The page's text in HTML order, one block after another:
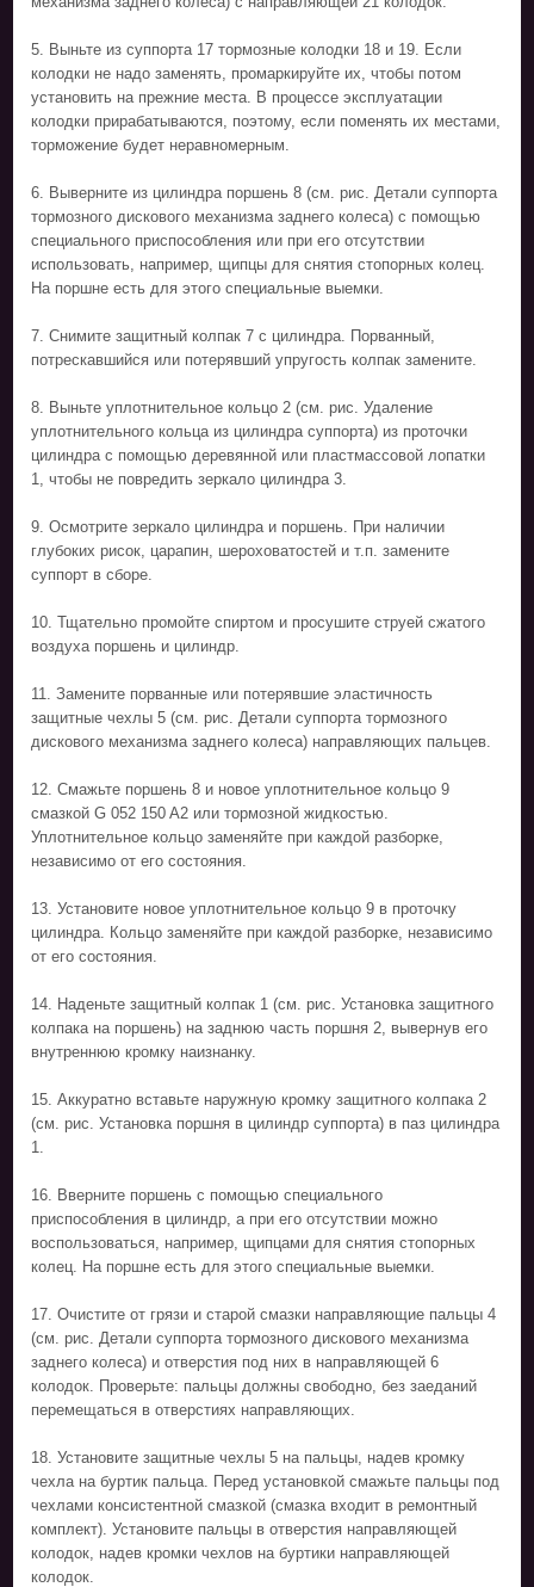
5. Выньте из суппорта 17 тормозные колодки 18 и 19. Если
колодки не надо заменять, промаркируйте их, чтобы потом
установить на прежние места. В процессе эксплуатации
колодки прирабатываются, поэтому, если поменять их местами,
торможение будет неравномерным.
6. Выверните из цилиндра поршень 8 (см. рис. Детали суппорта
тормозного дискового механизма заднего колеса) с помощью
специального приспособления или при его отсутствии
использовать, например, щипцы для снятия стопорных колец.
На поршне есть для этого специальные выемки.
7. Снимите защитный колпак 7 с цилиндра. Порванный,
потрескавшийся или потерявший упругость колпак замените.
8. Выньте уплотнительное кольцо 2 (см. рис. Удаление
уплотнительного кольца из цилиндра суппорта) из проточки
цилиндра с помощью деревянной или пластмассовой лопатки
1, чтобы не повредить зеркало цилиндра 3.
9. Осмотрите зеркало цилиндра и поршень. При наличии
глубоких рисок, царапин, шероховатостей и т.п. замените
суппорт в сборе.
10. Тщательно промойте спиртом и просушите струей сжатого
воздуха поршень и цилиндр.
11. Замените порванные или потерявшие эластичность
защитные чехлы 5 (см. рис. Детали суппорта тормозного
дискового механизма заднего колеса) направляющих пальцев.
12. Смажьте поршень 8 и новое уплотнительное кольцо 9
смазкой G 052 150 A2 или тормозной жидкостью.
Уплотнительное кольцо заменяйте при каждой разборке,
независимо от его состояния.
13. Установите новое уплотнительное кольцо 9 в проточку
цилиндра. Кольцо заменяйте при каждой разборке, независимо
от его состояния.
14. Наденьте защитный колпак 1 (см. рис. Установка защитного
колпака на поршень) на заднюю часть поршня 2, вывернув его
внутреннюю кромку наизнанку.
15. Аккуратно вставьте наружную кромку защитного колпака 2
(см. рис. Установка поршня в цилиндр суппорта) в паз цилиндра
1.
16. Вверните поршень с помощью специального
приспособления в цилиндр, а при его отсутствии можно
воспользоваться, например, щипцами для снятия стопорных
колец. На поршне есть для этого специальные выемки.
17. Очистите от грязи и старой смазки направляющие пальцы 4
(см. рис. Детали суппорта тормозного дискового механизма
заднего колеса) и отверстия под них в направляющей 6
колодок. Проверьте: пальцы должны свободно, без заеданий
перемещаться в отверстиях направляющих.
18. Установите защитные чехлы 5 на пальцы, надев кромку
чехла на буртик пальца. Перед установкой смажьте пальцы под
чехлами консистентной смазкой (смазка входит в ремонтный
комплект). Установите пальцы в отверстия направляющей
колодок, надев кромки чехлов на буртики направляющей
колодок.